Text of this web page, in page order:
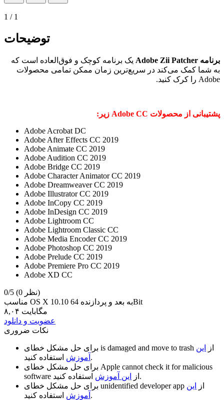
1 / 1
توضیحات
برنامه Adobe Zii Patcher
یک برنامه کوچک و فوق‌العاده است که
به شما کمک می‌کند در سریع‌ترین زمان ممکن تمامی محصولات
Adobe را کرک کنید.
پشتیبانی از محصولات Adobe CC زیر:
Adobe Acrobat DC
Adobe After Effects CC 2019
Adobe Animate CC 2019
Adobe Audition CC 2019
Adobe Bridge CC 2019
Adobe Character Animator CC 2019
Adobe Dreamweaver CC 2019
Adobe Illustrator CC 2019
Adobe InCopy CC 2019
Adobe InDesign CC 2019
Adobe Lightroom CC
Adobe Lightroom Classic CC
Adobe Media Encoder CC 2019
Adobe Photoshop CC 2019
Adobe Prelude CC 2019
Adobe Premiere Pro CC 2019
Adobe XD CC
0/5
(0 نظر)
مناسب OS X 10.10 به بعد و پردازنده 64Bit
۸,۰۴ مگابایت
عضویت و دانلود
نکات ضروری
is damaged and move to trash از
این
آموزش استفاده کنید.
Apple cannot check it for malicious
software
از این آموزش
استفاده کنید.
unidentified developer app از
این
آموزش استفاده کنید.